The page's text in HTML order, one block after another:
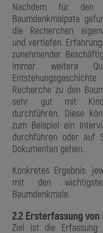
Nachdem für den
Baumdenkmalpate
die Recherchen
und vertiefen.
zunehmender
immer weitere
Recherche zu den
sehr gut mit
durchführen. Diese
zum Beispiel ein
durchführen oder auf
Dokumenten gehen.
Konkretes Ergebnis:
mit den
Baumdenkmale.
2.2 Ersterfassung
Ziel ist die Erfassung